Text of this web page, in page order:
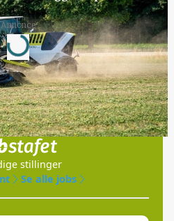
Annonce
med
stillinger
Se alle jobs